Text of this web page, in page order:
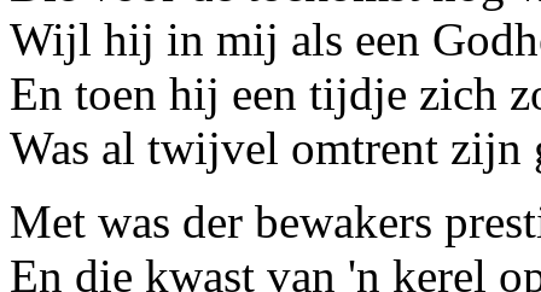
Wijl hij in mij als een
En toen hij een tijdje zich
Was al twijvel omtrent zijn
Met was der bewakers
En die kwast van 'n kerel